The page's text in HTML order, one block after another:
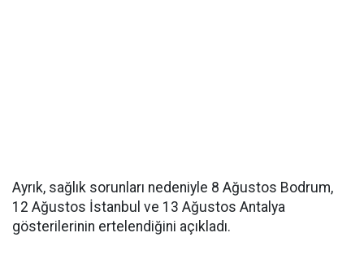
Ayrık, sağlık sorunları nedeniyle 8 Ağustos Bodrum,
12 Ağustos İstanbul ve 13 Ağustos Antalya
gösterilerinin ertelendiğini açıkladı.